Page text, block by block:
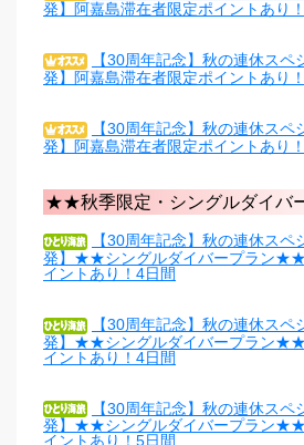
発】阿嘉島滞在者限定ポイントあり
【30周年記念】秋の連休スペ
発】阿嘉島滞在者限定ポイントあり
【30周年記念】秋の連休ス
発】阿嘉島滞在者限定ポイントあり
★★秋季限定・シングルダイ
【30周年記念】秋の連休ス
発】★★シングルダイバープラン★★
イントあり！4日間
【30周年記念】秋の連休スペ
発】★★シングルダイバープラン★★
イントあり！4日間
【30周年記念】秋の連休ス
発】★★シングルダイバープラン★★
イントあり！5日間